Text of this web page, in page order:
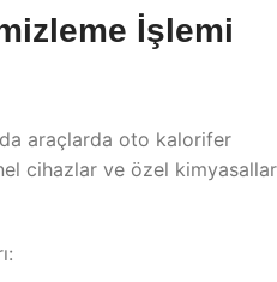
İşlemi
araçlarda oto kalorifer
cihazlar ve özel kimyasallar